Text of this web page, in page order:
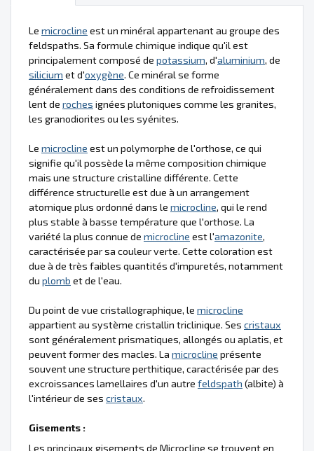
Le microcline est un minéral appartenant au groupe des
feldspaths. Sa formule chimique indique qu'il est
principalement composé de potassium, d'aluminium, de
silicium et d'oxygène. Ce minéral se forme
généralement dans des conditions de refroidissement
lent de roches ignées plutoniques comme les granites,
les granodiorites ou les syénites.
Le microcline est un polymorphe de l'orthose, ce qui
signifie qu'il possède la même composition chimique
mais une structure cristalline différente. Cette
différence structurelle est due à un arrangement
atomique plus ordonné dans le microcline, qui le rend
plus stable à basse température que l'orthose. La
variété la plus connue de microcline est l'amazonite,
caractérisée par sa couleur verte. Cette coloration est
due à de très faibles quantités d'impuretés, notamment
du plomb et de l'eau.
Du point de vue cristallographique, le microcline
appartient au système cristallin triclinique. Ses cristaux
sont généralement prismatiques, allongés ou aplatis, et
peuvent former des macles. La microcline présente
souvent une structure perthitique, caractérisée par des
excroissances lamellaires d'un autre feldspath (albite) à
l'intérieur de ses cristaux.
Gisements :
Les principaux gisements de Microcline se trouvent en